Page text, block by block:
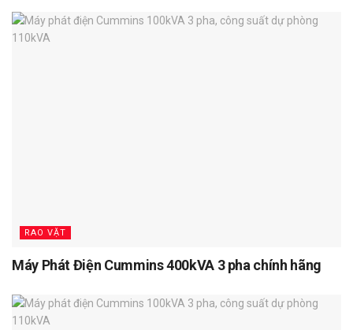
RAO VẶT
Máy Phát Điện Cummins 400kVA 3 pha chính hãng